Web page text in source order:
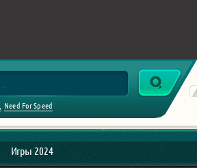
Need For Speed
Игры 2024